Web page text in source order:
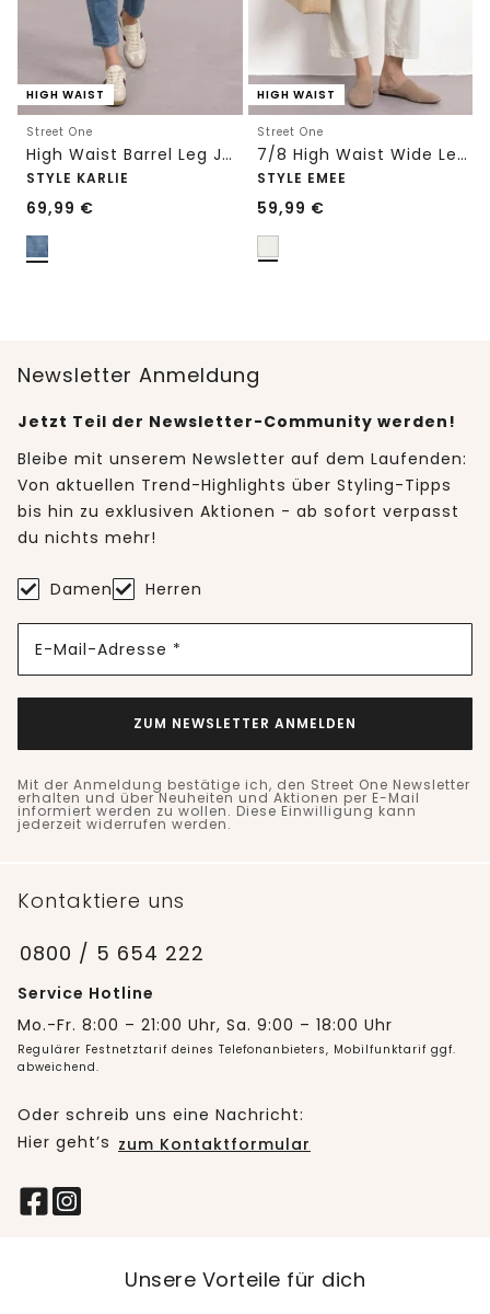
HIGH WAIST
Street One
High Waist Barrel Leg Jeans im Loose Fit
STYLE KARLIE
69,99 €
HIGH WAIST
Street One
7/8 High Waist Wide Leg Jeans im Loose Fit
STYLE EMEE
59,99 €
Newsletter Anmeldung
Jetzt Teil der Newsletter-Community werden!
Bleibe mit unserem Newsletter auf dem Laufenden:
Von aktuellen Trend-Highlights über Styling-Tipps
bis hin zu exklusiven Aktionen - ab sofort verpasst
du nichts mehr!
Damen Herren
E-Mail-Adresse *
ZUM NEWSLETTER ANMELDEN
Mit der Anmeldung bestätige ich, den Street One Newsletter
erhalten und über Neuheiten und Aktionen per E-Mail
informiert werden zu wollen. Diese Einwilligung kann
jederzeit widerrufen werden.
Kontaktiere uns
0800 / 5 654 222
Service Hotline
Mo.-Fr. 8:00 – 21:00 Uhr, Sa. 9:00 – 18:00 Uhr
Regulärer Festnetztarif deines Telefonanbieters, Mobilfunktarif ggf.
abweichend.
Oder schreib uns eine Nachricht:
Hier geht’s zum Kontaktformular
Unsere Vorteile für dich